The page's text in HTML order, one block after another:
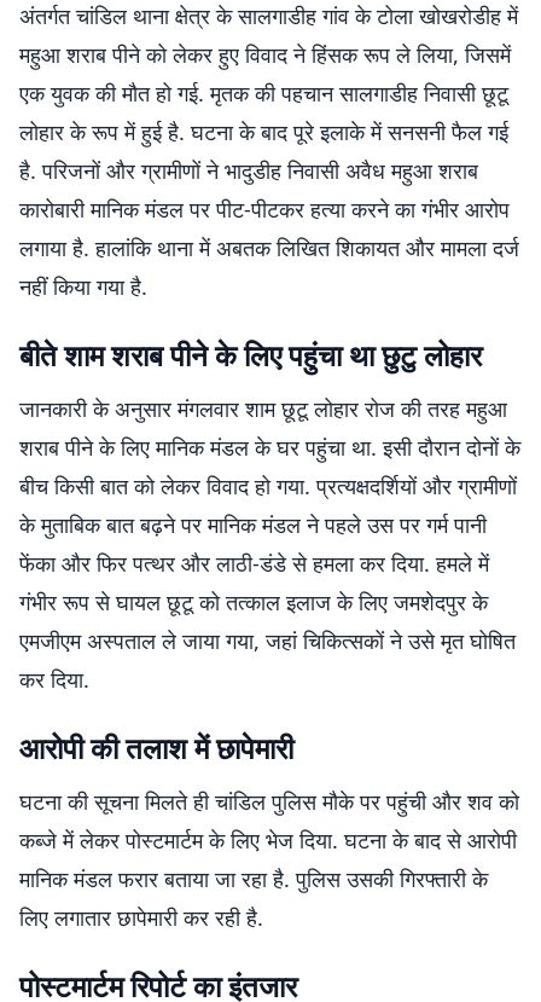
अंतर्गत चांडिल थाना क्षेत्र के सालगाडीह गांव के टोला खोखरोडीह में
महुआ शराब पीने को लेकर हुए विवाद ने हिंसक रूप ले लिया, जिसमें
एक युवक की मौत हो गई. मृतक की पहचान सालगाडीह निवासी छूटू
लोहार के रूप में हुई है. घटना के बाद पूरे इलाके में सनसनी फैल गई
है. परिजनों और ग्रामीणों ने भादुडीह निवासी अवैध महुआ शराब
कारोबारी मानिक मंडल पर पीट-पीटकर हत्या करने का गंभीर आरोप
लगाया है. हालांकि थाना में अबतक लिखित शिकायत और मामला दर्ज
नहीं किया गया है.
बीते शाम शराब पीने के लिए पहुंचा था छुटु लोहार
जानकारी के अनुसार मंगलवार शाम छूटू लोहार रोज की तरह महुआ
शराब पीने के लिए मानिक मंडल के घर पहुंचा था. इसी दौरान दोनों के
बीच किसी बात को लेकर विवाद हो गया. प्रत्यक्षदर्शियों और ग्रामीणों
के मुताबिक बात बढ़ने पर मानिक मंडल ने पहले उस पर गर्म पानी
फेंका और फिर पत्थर और लाठी-डंडे से हमला कर दिया. हमले में
गंभीर रूप से घायल छूटू को तत्काल इलाज के लिए जमशेदपुर के
एमजीएम अस्पताल ले जाया गया, जहां चिकित्सकों ने उसे मृत घोषित
कर दिया.
आरोपी की तलाश में छापेमारी
घटना की सूचना मिलते ही चांडिल पुलिस मौके पर पहुंची और शव को
कब्जे में लेकर पोस्टमार्टम के लिए भेज दिया. घटना के बाद से आरोपी
मानिक मंडल फरार बताया जा रहा है. पुलिस उसकी गिरफ्तारी के
लिए लगातार छापेमारी कर रही है.
पोस्टमार्टम रिपोर्ट का इंतजार